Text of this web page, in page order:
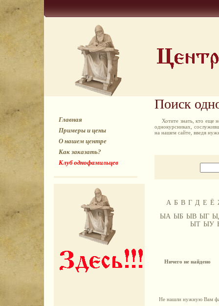
Главная
Примеры и цены
О нашем центре
Как заказать?
Клуб однофамильцев
Поиск
Хотите знать, кто еще
однокурсниках,
на нашем сайте, введя
А Б В Г Д Е Ё
ЫА ЫБ ЫВ ЫГ
ЫТ ЫУ
Ничего не найдено
Не нашли нужную Вам